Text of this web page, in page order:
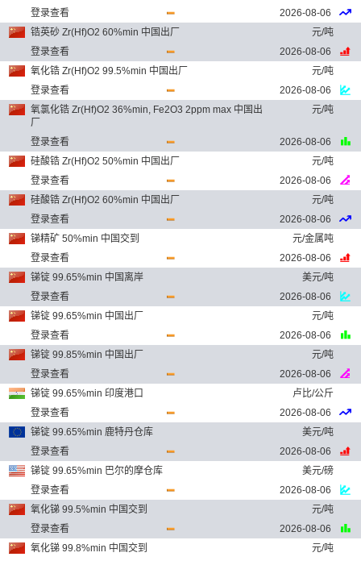
登录查看
2026-08-06
锆英砂 Zr(Hf)O2 60%min 中国出厂
元/吨
登录查看
2026-08-06
氧化锆 Zr(Hf)O2 99.5%min 中国出厂
元/吨
登录查看
2026-08-06
氧氯化锆 Zr(Hf)O2 36%min, Fe2O3 2ppm max 中国出
厂
元/吨
登录查看
2026-08-06
硅酸锆 Zr(Hf)O2 50%min 中国出厂
元/吨
登录查看
2026-08-06
硅酸锆 Zr(Hf)O2 60%min 中国出厂
元/吨
登录查看
2026-08-06
锑精矿 50%min 中国交到
元/金属吨
登录查看
2026-08-06
锑锭 99.65%min 中国离岸
美元/吨
登录查看
2026-08-06
锑锭 99.65%min 中国出厂
元/吨
登录查看
2026-08-06
锑锭 99.85%min 中国出厂
元/吨
登录查看
2026-08-06
锑锭 99.65%min 印度港口
卢比/公斤
登录查看
2026-08-06
锑锭 99.65%min 鹿特丹仓库
美元/吨
登录查看
2026-08-06
锑锭 99.65%min 巴尔的摩仓库
美元/磅
登录查看
2026-08-06
氧化锑 99.5%min 中国交到
元/吨
登录查看
2026-08-06
氧化锑 99.8%min 中国交到
元/吨